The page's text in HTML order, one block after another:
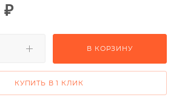
₽
В КОРЗИНУ
КУПИТЬ В 1 КЛИК